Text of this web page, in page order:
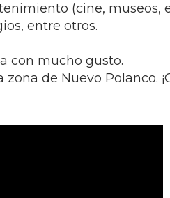
(cine, museos,
entre otros.
con mucho gusto.
zona de Nuevo Polanco.